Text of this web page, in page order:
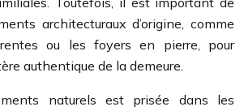
architecturaux d’origine, comme
ou les foyers en pierre, pour
authentique de la demeure.
naturels est prisée dans les